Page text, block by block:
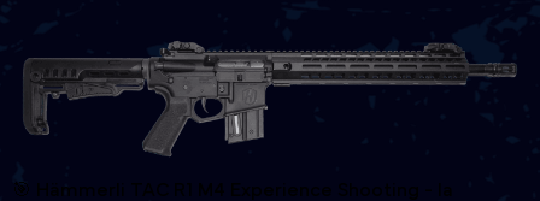
🎯 Hämmerli TAC R1 M4 Experience Shooting - la